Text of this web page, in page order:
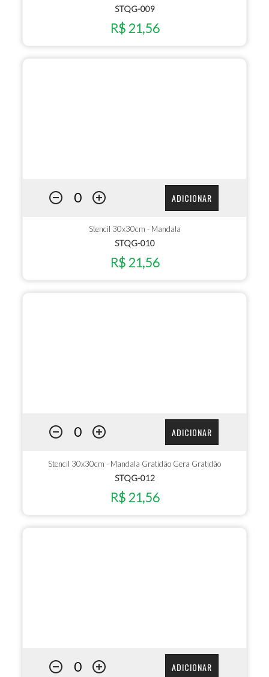
STQG-009
R$ 21,56
ADICIONAR
Stencil 30x30cm - Mandala
STQG-010
R$ 21,56
ADICIONAR
Stencil 30x30cm - Mandala Gratidão Gera Gratidão
STQG-012
R$ 21,56
ADICIONAR